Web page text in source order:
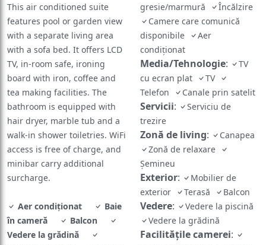
This air conditioned suite
features pool or garden view
with a separate living area
with a sofa bed. It offers LCD
TV, in-room safe, ironing
board with iron, coffee and
tea making facilities. The
bathroom is equipped with
hair dryer, marble tub and a
walk-in shower toiletries. WiFi
access is free of charge, and
minibar carry additional
surcharge.
Aer condiționat
Baie
în cameră
Balcon
Vedere la grădină
gresie/marmură
Încălzire
Camere care comunică
disponibile
Aer
condiționat
Media/Tehnologie:
TV
cu ecran plat
TV
Telefon
Canale prin satelit
Servicii:
Serviciu de
trezire
Zonă de living:
Canapea
Zonă de relaxare
Șemineu
Exterior:
Mobilier de
exterior
Terasă Balcon
Vedere:
Vedere la piscină
Vedere la grădină
Facilităţile camerei: